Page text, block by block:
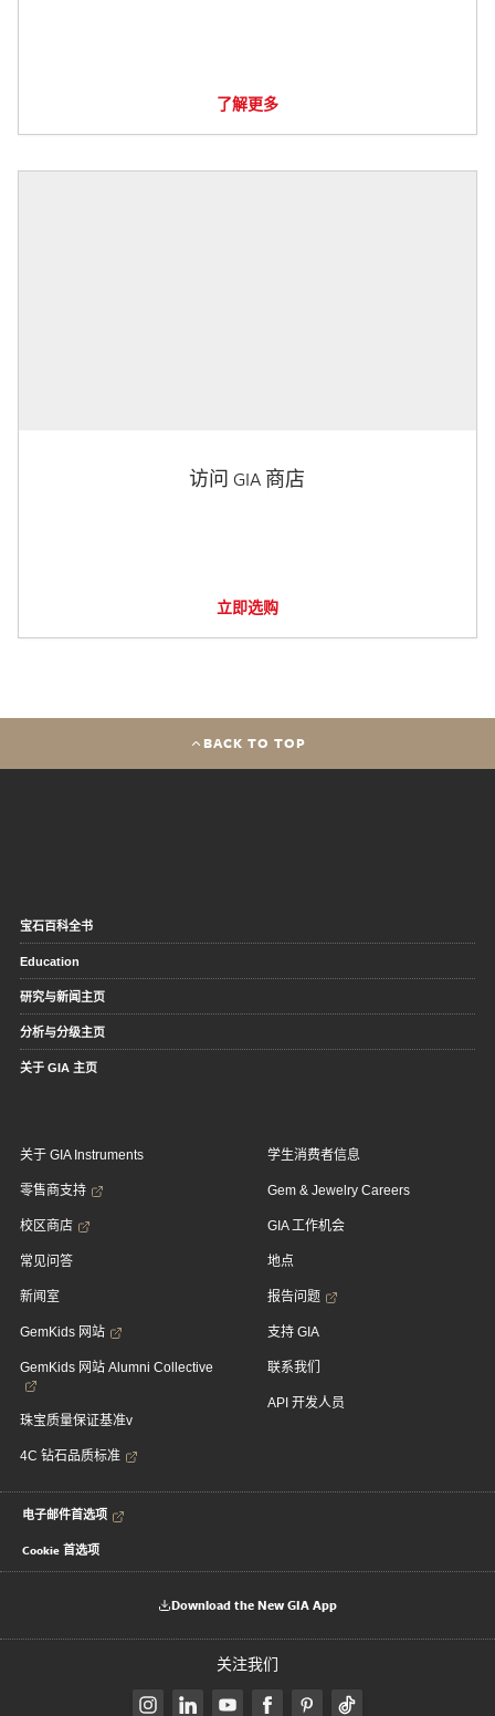
了解更多
访问 GIA 商店
立即选购
BACK TO TOP
宝石百科全书
Education
研究与新闻主页
分析与分级主页
关于 GIA 主页
关于 GIA Instruments
零售商支持
校区商店
常见问答
新闻室
GemKids 网站
GemKids 网站 Alumni Collective
珠宝质量保证基准v
4C 钻石品质标准
学生消费者信息
Gem & Jewelry Careers
GIA 工作机会
地点
报告问题
支持 GIA
联系我们
API 开发人员
电子邮件首选项
Cookie 首选项
Download the New GIA App
关注我们